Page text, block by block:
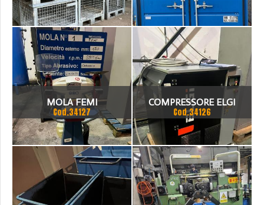
MOLA FEMI
Cod.34127
COMPRESSORE ELGI
Cod.34126